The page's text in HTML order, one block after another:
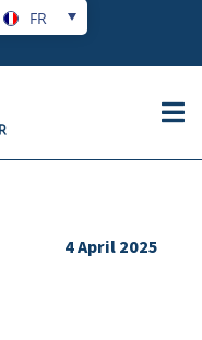
FR
4 April 2025